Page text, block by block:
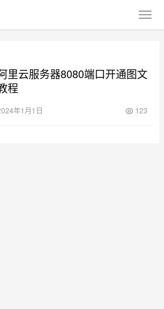
里云服务器8080端口开通图文
程
年1月1日 123